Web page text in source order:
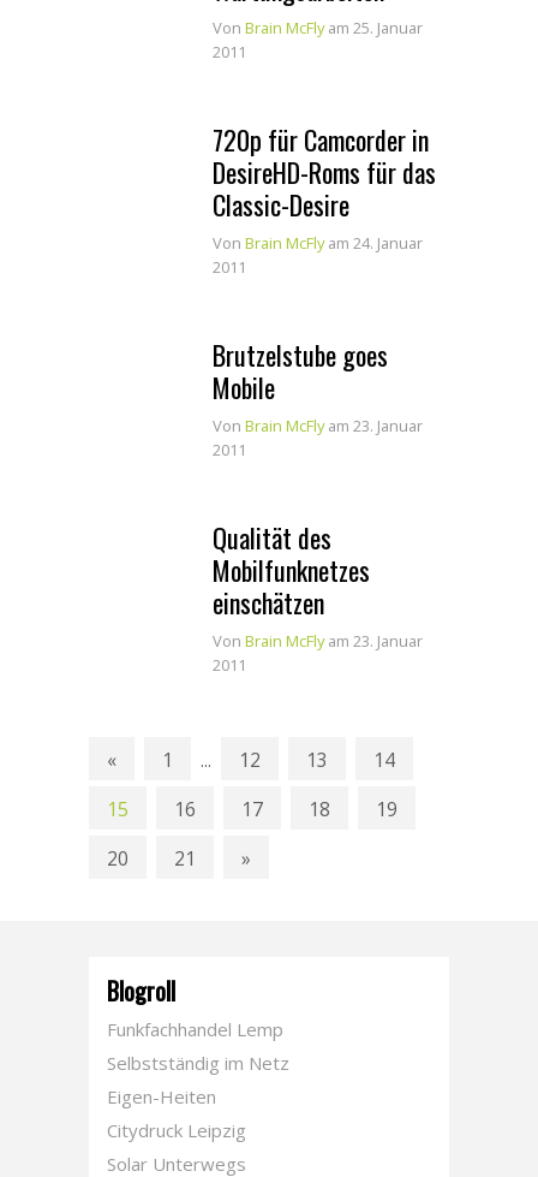
Von Brain McFly am 25. Januar
2011
720p für Camcorder in
DesireHD-Roms für das
Classic-Desire
Von Brain McFly am 24. Januar
2011
Brutzelstube goes
Mobile
Von Brain McFly am 23. Januar
2011
Qualität des
Mobilfunknetzes
einschätzen
Von Brain McFly am 23. Januar
2011
« 1 ... 12 13
14
15
16 17 18
19
20
21 »
Blogroll
Funkfachhandel Lemp
Selbstständig im Netz
Eigen-Heiten
Citydruck Leipzig
Solar Unterwegs